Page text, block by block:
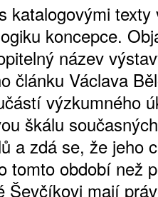
katalogovými
koncepce.
název
článku Václava
výzkumného
škálu
a zdá se, že jeho
tomto období než
Ševčíkovi mají